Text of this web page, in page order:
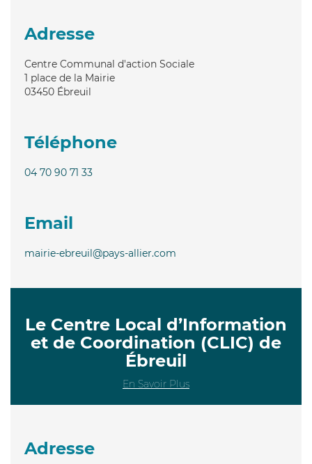
Adresse
Centre Communal d'action Sociale
1 place de la Mairie
03450 Ébreuil
Téléphone
04 70 90 71 33
Email
mairie-ebreuil@pays-allier.com
Le Centre Local d’Information
et de Coordination (CLIC) de
Ébreuil
En Savoir Plus
Adresse